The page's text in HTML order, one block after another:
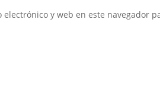
y web en este navegador